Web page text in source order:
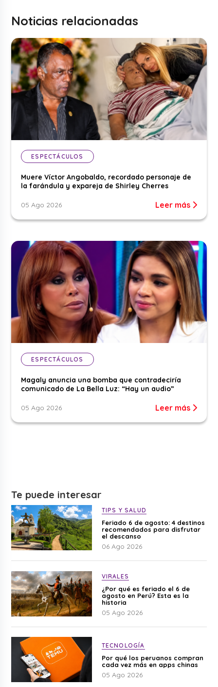
Noticias relacionadas
ESPECTÁCULOS
Muere Víctor Angobaldo, recordado personaje de
la farándula y expareja de Shirley Cherres
05 Ago 2026 Leer más
ESPECTÁCULOS
Magaly anuncia una bomba que contradeciría
comunicado de La Bella Luz: “Hay un audio”
05 Ago 2026 Leer más
Te puede interesar
TIPS Y SALUD
Feriado 6 de agosto: 4 destinos
recomendados para disfrutar
el descanso
06 Ago 2026
VIRALES
¿Por qué es feriado el 6 de
agosto en Perú? Esta es la
historia
05 Ago 2026
TECNOLOGÍA
Por qué los peruanos compran
cada vez más en apps chinas
05 Ago 2026